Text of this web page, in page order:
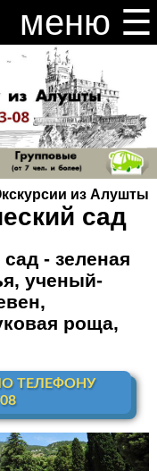
меню ☰
меню ×
2026
по Крыму
дворец
из Алушты
сад
- зеленая
ученый-
роща,
ТЕЛЕФОНУ